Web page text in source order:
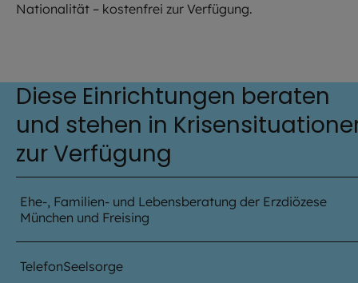
Nationalität – kostenfrei zur Verfügung.
Diese Einrichtungen beraten
und stehen in
zur Verfügung
Ehe-, Familien- und Lebensberatung der Erzdiözese
München und Freising
TelefonSeelsorge